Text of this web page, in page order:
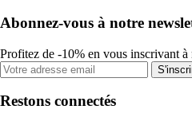
Abonnez-vous à notre
Profitez de -10% en vous inscrivant à
Restons connectés